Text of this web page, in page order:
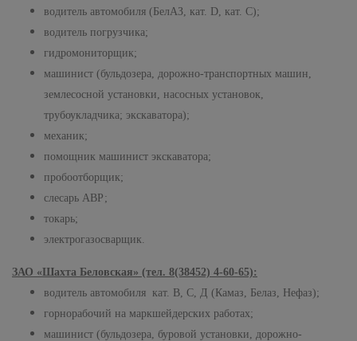
водитель автомобиля (БелАЗ, кат. D, кат. С);
водитель погрузчика;
гидромониторщик;
машинист (бульдозера, дорожно-транспортных машин,
землесосной установки, насосных установок,
трубоукладчика; экскаватора);
механик;
помощник машинист экскаватора;
пробоотборщик;
слесарь АВР;
токарь;
электрогазосварщик.
ЗАО «Шахта Беловская» (тел. 8(38452) 4-60-65):
водитель автомобиля кат. В, С, Д (Камаз, Белаз, Нефаз);
горнорабочий на маркшейдерских работах;
машинист (бульдозера, буровой установки, дорожно-